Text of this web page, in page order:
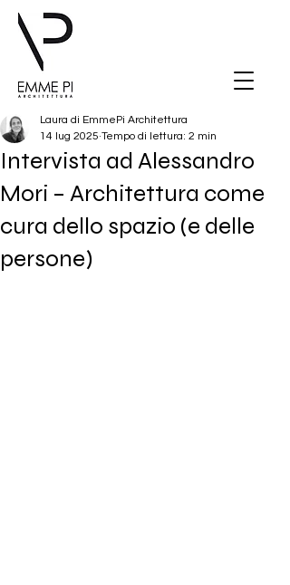
Intervista ad Alessandro
Mori – Architettura come
cura dello spazio (e delle
persone)
Laura di EmmePi Architettura
14 lug 2025 Tempo di lettura: 2 min